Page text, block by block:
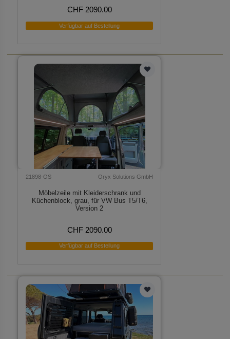
CHF 2090.00
Verfügbar auf Bestellung
21898-OS Oryx Solutions GmbH
Möbelzeile mit Kleiderschrank und
Küchenblock, grau, für VW Bus T5/T6,
Version 2
CHF 2090.00
Verfügbar auf Bestellung